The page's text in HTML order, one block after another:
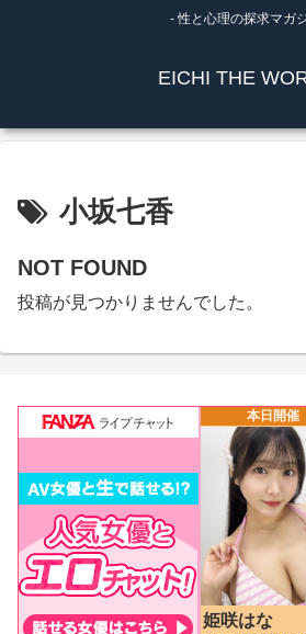
- 性と心理の探求マガ
EICHI THE
小坂七香
NOT FOUND
投稿が見つかりませんでした。